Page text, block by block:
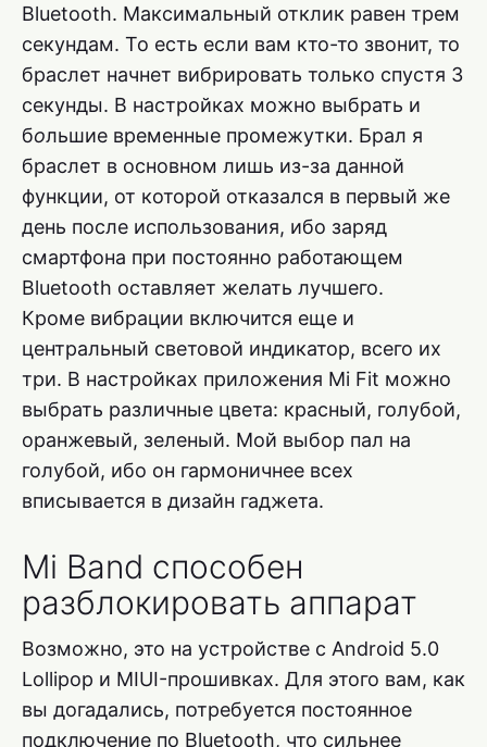
Bluetooth. Максимальный отклик равен трем
секундам. То есть если вам кто-то звонит, то
браслет начнет вибрировать только спустя 3
секунды. В настройках можно выбрать и
большие временные промежутки. Брал я
браслет в основном лишь из-за данной
функции, от которой отказался в первый же
день после использования, ибо заряд
смартфона при постоянно работающем
Bluetooth оставляет желать лучшего.
Кроме вибрации включится еще и
центральный световой индикатор, всего их
три. В настройках приложения Mi Fit можно
выбрать различные цвета: красный, голубой,
оранжевый, зеленый. Мой выбор пал на
голубой, ибо он гармоничнее всех
вписывается в дизайн гаджета.
Mi Band способен
разблокировать аппарат
Возможно, это на устройстве с Android 5.0
Lollipop и MIUI-прошивках. Для этого вам, как
вы догадались, потребуется постоянное
подключение по Bluetooth, что сильнее